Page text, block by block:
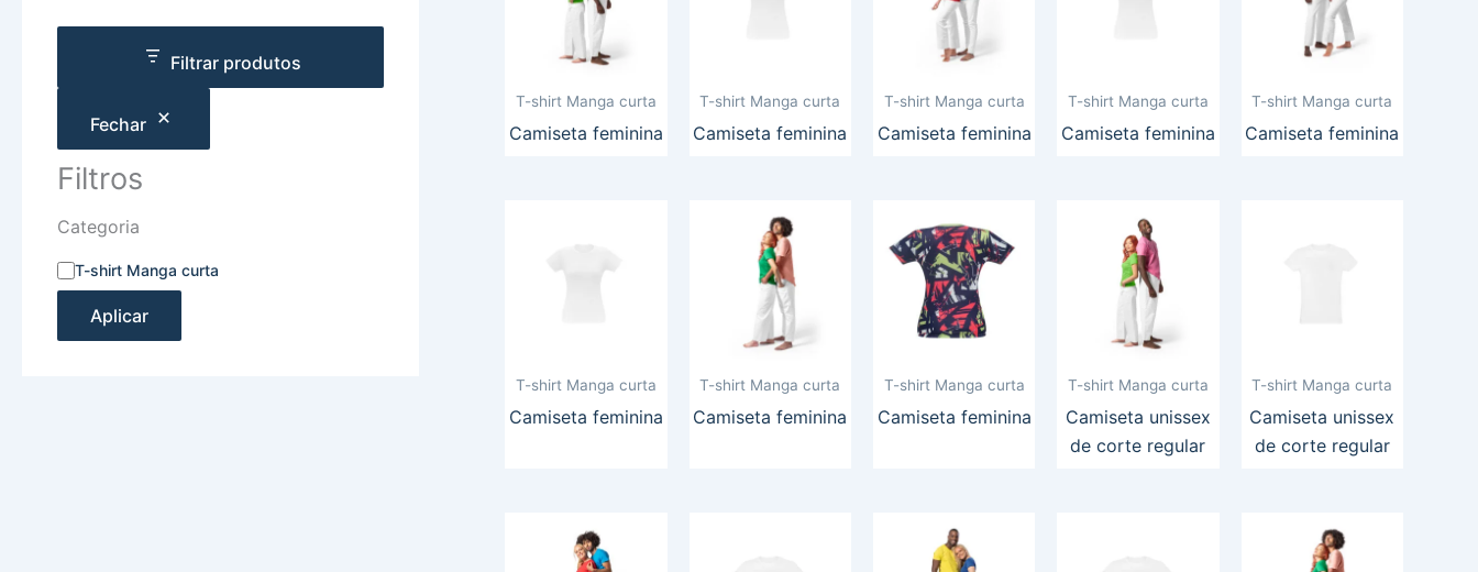
Filtrar produtos
Fechar
Filtros
Categoria
T-shirt Manga curta
Aplicar
T-shirt Manga curta
Camiseta feminina
T-shirt Manga curta
Camiseta feminina
T-shirt Manga curta
Camiseta feminina
T-shirt Manga curta
Camiseta feminina
T-shirt Manga curta
Camiseta feminina
T-shirt Manga curta
Camiseta feminina
T-shirt Manga curta
Camiseta feminina
T-shirt Manga curta
Camiseta feminina
T-shirt Manga curta
Camiseta unissex
de corte regular
T-shirt Manga curta
Camiseta unissex
de corte regular